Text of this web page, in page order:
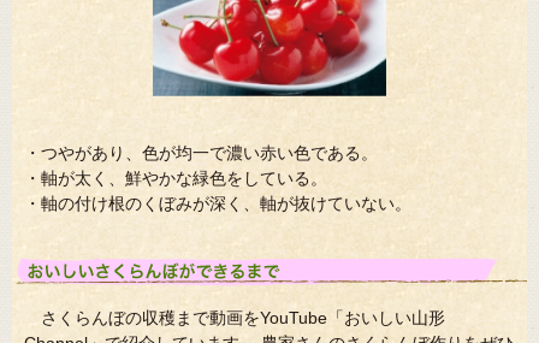
・つやがあり、色が均一で濃い赤い色である。
・軸が太く、鮮やかな緑色をしている。
・軸の付け根のくぼみが深く、軸が抜けていない。
さくらんぼの収穫まで動画をYouTube「おいしい山形